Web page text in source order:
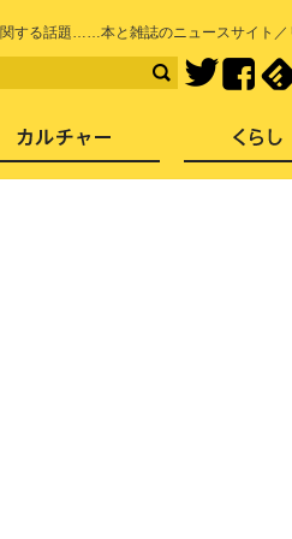
する話題……本と雑誌のニュースサイト／
社会